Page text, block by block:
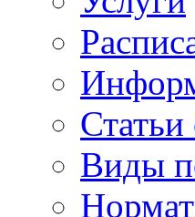
Статьи
Виды